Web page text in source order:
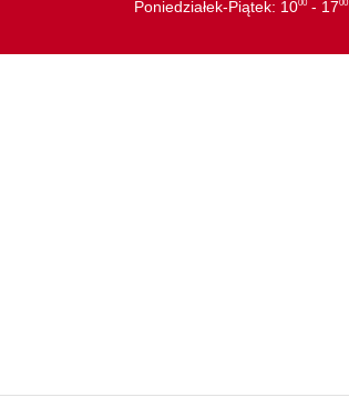
Poniedziałek-Piątek: 1000- 1700